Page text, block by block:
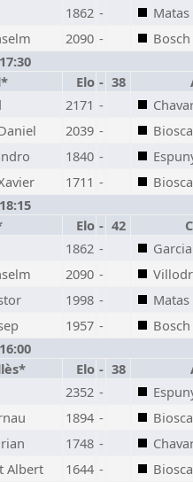
1862 -
2090 -
Elo - 38
2171 -
2039 -
1840 -
1711 -
Elo - 42
1862 -
2090 -
1998 -
1957 -
Elo - 38
2352 -
1894 -
1748 -
Albert 1644 -